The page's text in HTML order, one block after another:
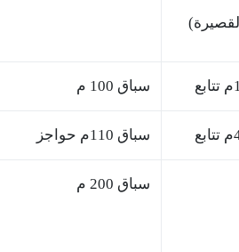
سباق 100 م
سباق 110م حواجز
سباق 200 م